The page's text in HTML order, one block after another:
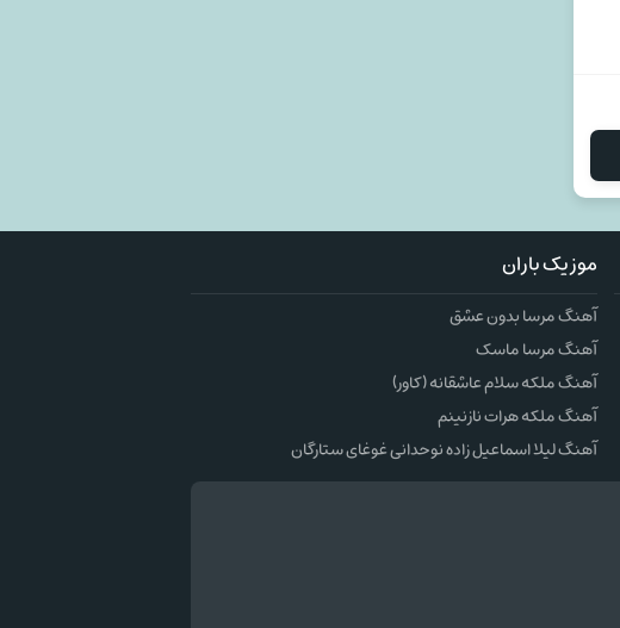
موزیک باران
آهنگ مرسا بدون عشق
آهنگ مرسا ماسک
آهنگ ملکه سلام عاشقانه (کاور)
آهنگ ملکه هرات نازنینم
آهنگ لیلا اسماعیل زاده نوحدانی غوغای ستارگان